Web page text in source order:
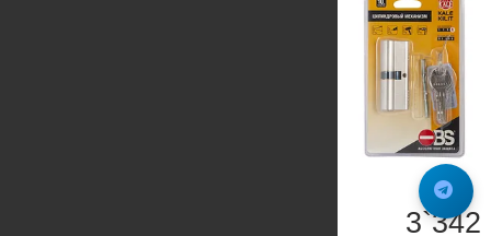
3`342